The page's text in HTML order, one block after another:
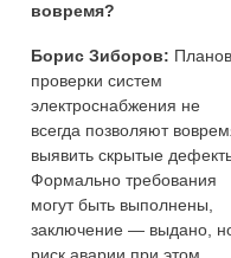
вовремя?
Борис Зиборов:
проверки систем
электроснабжения не
всегда позволяют
выявить скрытые
Формально требования
могут быть выполнены,
заключение — выдано,